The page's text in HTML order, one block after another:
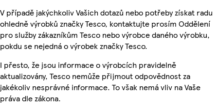
V případě jakýchkoliv Vašich dotazů nebo potřeby získat radu
ohledně výrobků značky Tesco, kontaktujte prosím Oddělení
pro služby zákazníkům Tesco nebo výrobce daného výrobku,
pokdu se nejedná o výrobek značky Tesco.
I přesto, že jsou informace o výrobcích pravidelně
aktualizovány, Tesco nemůže přijmout odpovědnost za
jakékoliv nesprávné informace. To však nemá vliv na Vaše
práva dle zákona.